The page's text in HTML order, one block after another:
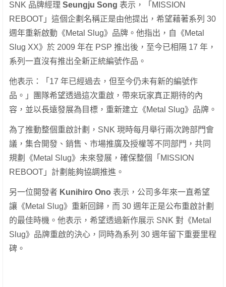
SNK 品牌經理 Seungju Song 表示，「MISSION
REBOOT」這個企劃名稱正是由他提出，希望藉著系列 30
週年重新啟動《Metal Slug》品牌。他指出，自《Metal
Slug XX》於 2009 年在 PSP 推出後，至今已相隔 17 年，
系列一直沒有推出全新正統編號作品。
他表示：「17 年已經過去，但至今仍未有新的編號作
品。」團隊希望透過這次重啟，帶來玩家真正期待的內
容，並以長遠發展為目標，重新建立《Metal Slug》品牌。
為了推動整個重啟計劃，SNK 現時每月舉行兩次跨部門會
議，集合開發、銷售、市場推廣及授權等不同部門，共同
規劃《Metal Slug》未來發展，確保整個「MISSION
REBOOT」計劃能夠協調推進。
另一位開發者 Kunihiro Ono 表示，公司多年來一直希望
讓《Metal Slug》重新回歸，而 30 週年正是公布重啟計劃
的最佳時機。他表示，希望透過新作展示 SNK 對《Metal
Slug》品牌重啟的決心，同時為系列 30 週年留下重要里程
碑。